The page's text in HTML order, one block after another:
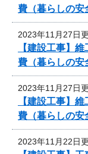
費（暮らしの安
2023年11月27日
【建設工事】
費（暮らしの安
2023年11月27日
【建設工事】
費（暮らしの安
2023年11月22日